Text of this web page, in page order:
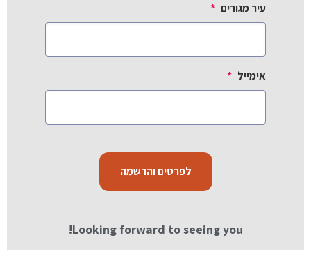
עיר מגורים *
אימייל *
Looking forward to seeing you!